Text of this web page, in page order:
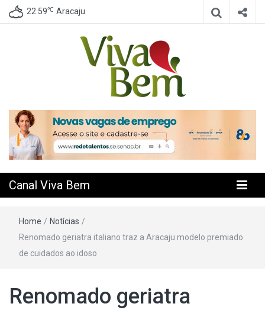
22.59℃ Aracaju
Canal Viva
Bem
Canal Viva Bem
Home / Notícias /
Renomado geriatra italiano traz a Aracaju modelo premiado
de cuidados ao idoso
Renomado geriatra